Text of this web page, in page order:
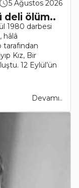
5 Ağustos 2026
deli ölüm..
1980 darbesi
hâlâ
tarafından
Kız, Bir
12 Eylül’ün
Devamı..